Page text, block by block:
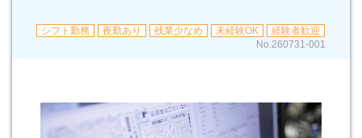
シフト勤務 夜勤あり 残業少なめ 未経験OK
経験者歓迎
No.260731-001